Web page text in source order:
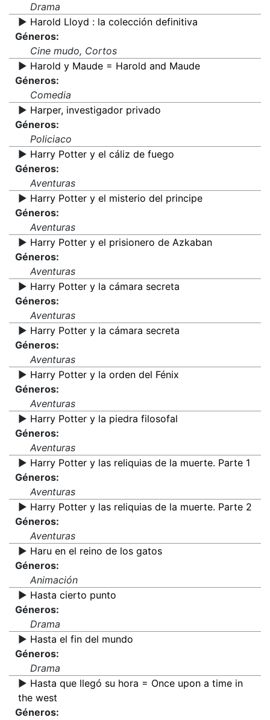
Drama
▶️ Harold Lloyd : la colección definitiva
Géneros:
Cine mudo, Cortos
▶️ Harold y Maude = Harold and Maude
Géneros:
Comedia
▶️ Harper, investigador privado
Géneros:
Policiaco
▶️ Harry Potter y el cáliz de fuego
Géneros:
Aventuras
▶️ Harry Potter y el misterio del principe
Géneros:
Aventuras
▶️ Harry Potter y el prisionero de Azkaban
Géneros:
Aventuras
▶️ Harry Potter y la cámara secreta
Géneros:
Aventuras
▶️ Harry Potter y la cámara secreta
Géneros:
Aventuras
▶️ Harry Potter y la orden del Fénix
Géneros:
Aventuras
▶️ Harry Potter y la piedra filosofal
Géneros:
Aventuras
▶️ Harry Potter y las reliquias de la muerte. Parte 1
Géneros:
Aventuras
▶️ Harry Potter y las reliquias de la muerte. Parte 2
Géneros:
Aventuras
▶️ Haru en el reino de los gatos
Géneros:
Animación
▶️ Hasta cierto punto
Géneros:
Drama
▶️ Hasta el fin del mundo
Géneros:
Drama
▶️ Hasta que llegó su hora = Once upon a time in
the west
Géneros: